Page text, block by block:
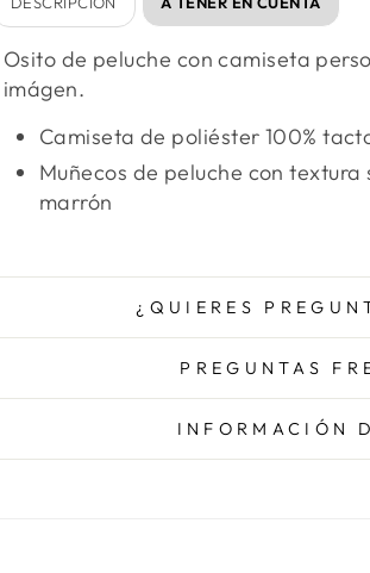
Osito de peluche con camiseta
imágen.
Camiseta de poliéster 100%
Muñecos de peluche con
marrón
¿QUIERES
PREGUNTAS
INFORMACIÓN